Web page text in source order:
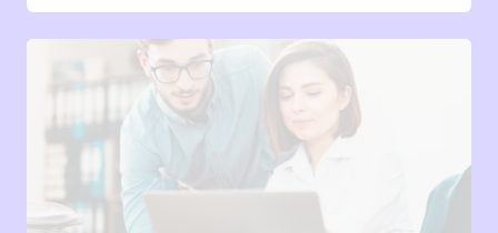
te beheren. Excel vervult zijn rol perfect als: Uw aantal
sollicitaties blijft verwaarloosbaar (1 of 2 functies per
jaar). Elke vacature levert minder dan 20 sollicitaties op.
U bent als enige de baas aan boord om het bestand bij
te werken. Het breekpunt komt zodra je gaat
opschalen. Vermenigvuldig het aantal openstaande
functies en voeg een manager toe in de keten, en de
transparante en boeiende ervaring. Ze vergelijken jullie
sollicitatieproces met de ervaring die ze hebben met
merken, of het nu gaat om het kopen van een product
of het afsluiten van een abonnement op een dienst. Om
dit soort profielen aan te trekken, is het niet meer
genoeg om een vacature te plaatsen en af te wachten.
Je moet een verhaal vertellen, een ervaring creëren
en interesse omzetten in actie. Precies zoals een
succesvolle marketingstrategie dat doet. Uw
ons onderscheiden." "We willen dat er over ons
gepraat wordt." Maar wanneer ik dieper inga en deze
eenvoudige vraag stel: Wat is jullie verschil, wat bieden
jullie aan dat anderen niet hebben? … valt er een stilte.
De arbeidsmarkt is veranderd. Talenten hebben keuze.
Ze vergelijken. Ze stellen vragen. Ze googelen. En
geconfronteerd met een lawine van aanbiedingen